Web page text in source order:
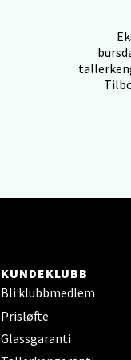
KUNDEKLUBB
Bli klubbmedlem
Prisløfte
Glassgaranti